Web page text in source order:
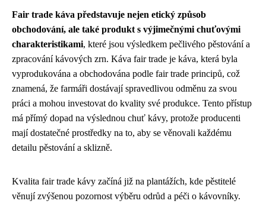
Fair trade káva představuje nejen etický způsob
obchodování, ale také produkt s výjimečnými chuťovými
charakteristikami, které jsou výsledkem pečlivého pěstování a
zpracování kávových zrn. Káva fair trade je káva, která byla
vyprodukována a obchodována podle fair trade principů, což
znamená, že farmáři dostávají spravedlivou odměnu za svou
práci a mohou investovat do kvality své produkce. Tento přístup
má přímý dopad na výslednou chuť kávy, protože producenti
mají dostatečné prostředky na to, aby se věnovali každému
detailu pěstování a sklizně.
Kvalita fair trade kávy začíná již na plantážích, kde pěstitelé
věnují zvýšenou pozornost výběru odrůd a péči o kávovníky.